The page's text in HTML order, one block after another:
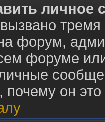
личное
форум,
форуме
почему он